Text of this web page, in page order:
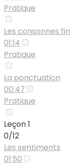
Pratique
Les consonnes
01:14
Pratique
La ponctuation
00:47
Pratique
Leçon 1
0/12
Les sentiments
01:50